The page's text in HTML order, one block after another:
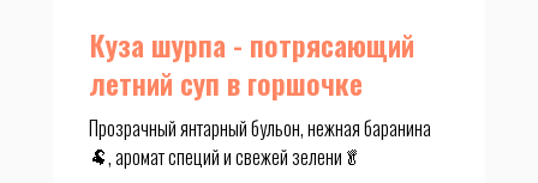
Куза шурпа - потрясающий
летний суп в горшочке
Прозрачный янтарный бульон, нежная баранина
🐏, аромат специй и свежей зелени🥬